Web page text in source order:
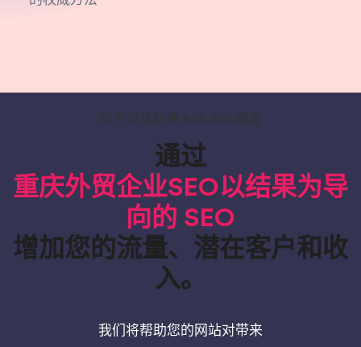
你不应该忽视 B2B SEO服务
通过
重庆外贸企业SEO以结果为导
向的 SEO
增加您的流量、潜在客户和收
入。
我们将帮助您的网站对带来